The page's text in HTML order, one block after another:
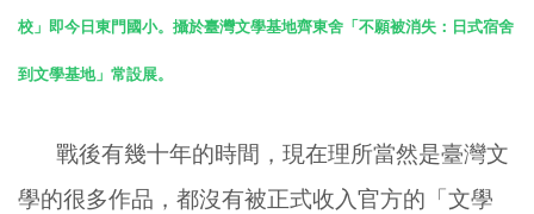
校」即今日東門國小。攝於臺灣文學基地齊東舍「不願被消失：日式宿舍
到文學基地」常設展。
戰後有幾十年的時間，現在理所當然是臺灣文
學的很多作品，都沒有被正式收入官方的「文學